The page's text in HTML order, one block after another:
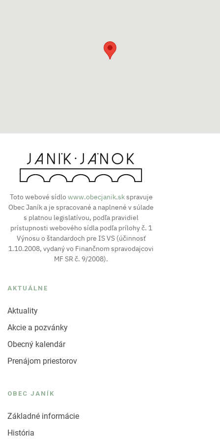
Toto webové sídlo www.obecjanik.skspravuje
Obec Janík a je spracované a naplnené v súlade
s platnou legislatívou, podľa pravidiel
prístupnosti webového sídla podľa prílohy č. 1
Výnosu o štandardoch pre IS VS (účinnosť
1.10.2008, vydaný vo Finančnom spravodajcovi
MF SR č. 9/2008).
AKTUÁLNE
Aktuality
Akcie a pozvánky
Obecný kalendár
Prenájom priestorov
OBEC JANÍK
Základné informácie
História